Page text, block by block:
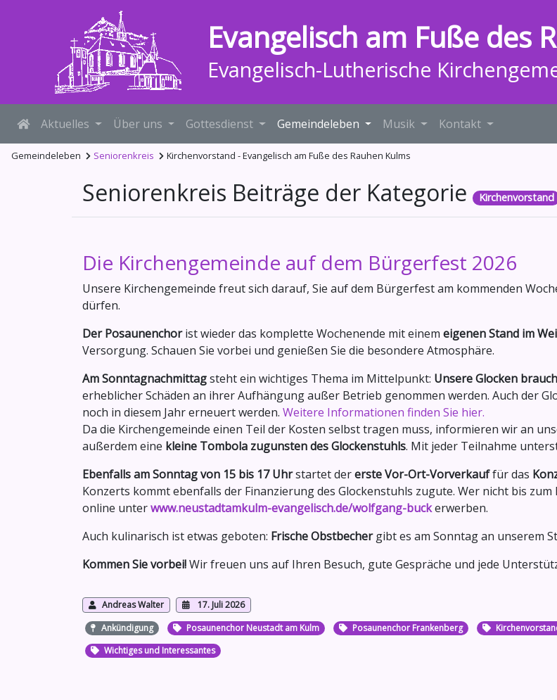
Evangelisch am Fuße des
Evangelisch-Lutherische
Aktuelles Über uns Gottesdienst Gemeindeleben Musik Kontakt
Gemeindeleben Seniorenkreis Kirchenvorstand - Evangelisch am Fuße des Rauhen Kulms
Seniorenkreis Beiträge der Kategorie Kirchenvorstand
Die Kirchengemeinde auf dem Bürgerfest 2026
Unsere Kirchengemeinde freut sich darauf, Sie auf dem Bürgerfest am kommenden
dürfen.
Der Posaunenchorist wieder das komplette Wochenende mit einem eigenen Stand im
Versorgung. Schauen Sie vorbei und genießen Sie die besondere Atmosphäre.
Am Sonntagnachmittagsteht ein wichtiges Thema im Mittelpunkt: Unsere Glocken
erheblicher Schäden an ihrer Aufhängung außer Betrieb genommen werden. Auch der
noch in diesem Jahr erneuert werden. Weitere Informationen finden Sie hier.
Da die Kirchengemeinde einen Teil der Kosten selbst tragen muss, informieren wir an
außerdem eine kleine Tombola zugunsten des Glockenstuhls. Mit jeder Teilnahme
Ebenfalls am Sonntag von 15 bis 17 Uhrstartet dererste Vor-Ort-Vorverkauffür das
Konzerts kommt ebenfalls der Finanzierung des Glockenstuhls zugute. Wer nicht bis
online unterwww.neustadtamkulm-evangelisch.de/wolfgang-buckerwerben.
Auch kulinarisch ist etwas geboten: Frische Obstbechergibt es am Sonntag an unserem
Kommen Sie vorbei!Wir freuen uns auf Ihren Besuch, gute Gespräche und jede
Andreas Walter
17. Juli 2026
Ankündigung
Posaunenchor Neustadt am Kulm Posaunenchor Frankenberg
Wichtiges und Interessantes